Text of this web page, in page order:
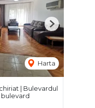
Harta
Next
| Bulevardul
bulevard